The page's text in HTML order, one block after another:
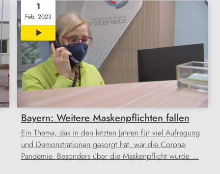
1
Feb. 2023
00:30
Bayern: Weitere Maskenpflichten fallen
Ein Thema, das in den letzten Jahren für viel Aufregung
und Demonstrationen gesorgt hat, war die Corona-
Pandemie. Besonders über die Maskenpflicht wurde …